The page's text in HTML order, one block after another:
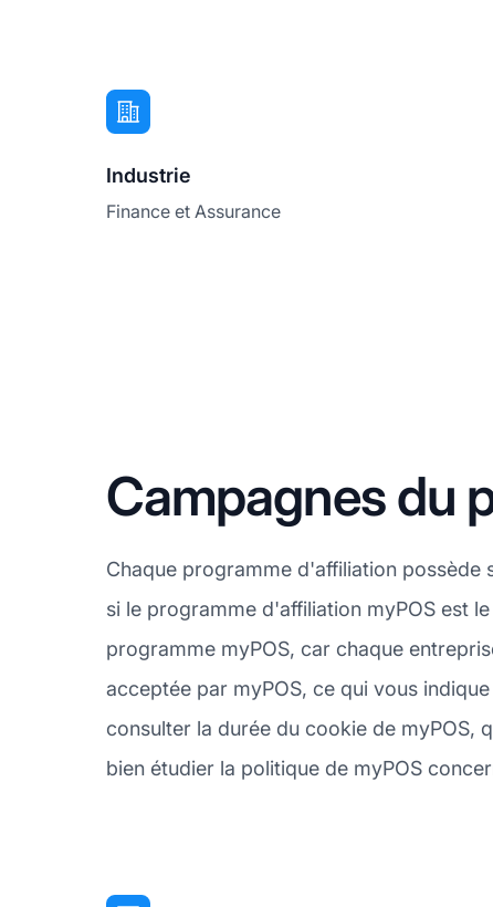
Industrie
Finance et Assurance
Campagnes du
Chaque programme d'affiliation
si le programme d'affiliation myPOS est
programme myPOS, car chaque
acceptée par myPOS, ce qui vous
consulter la durée du cookie de myPOS,
bien étudier la politique de myPOS